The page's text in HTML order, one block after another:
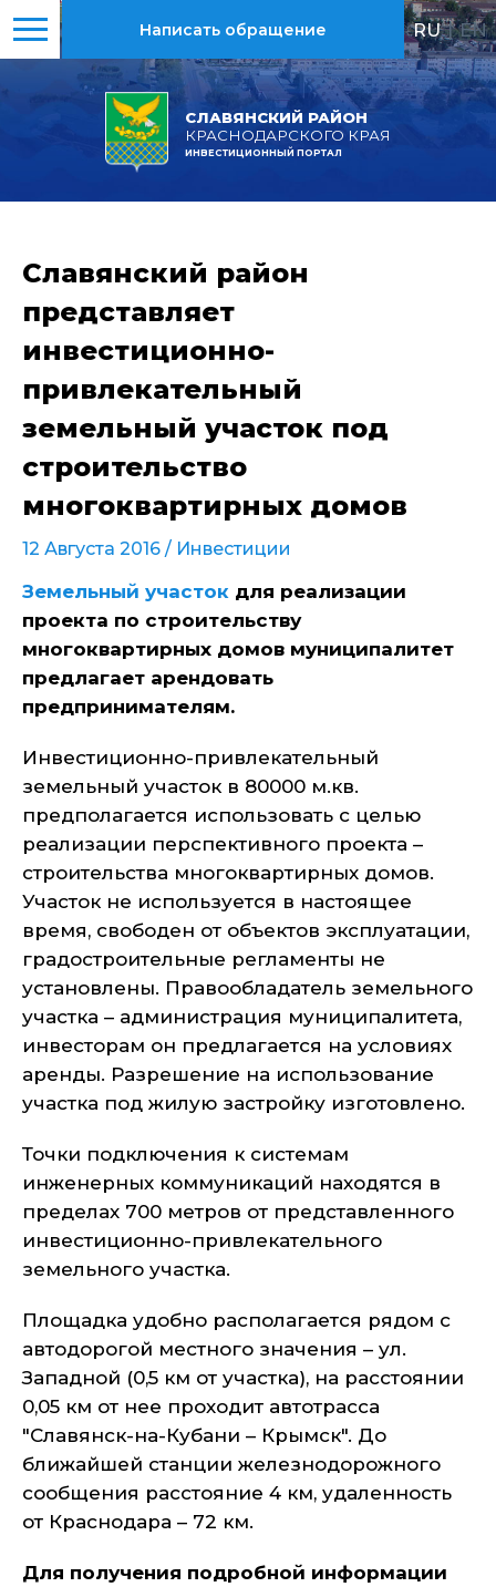
СЛАВЯНСКИЙ РАЙОН
КРАСНОДАРСКОГО КРАЯ
ИНВЕСТИЦИОННЫЙ ПОРТАЛ
Написать обращение RU | EN
Славянский район
представляет
инвестиционно-
привлекательный
земельный участок под
строительство
многоквартирных домов
12 Августа 2016 / Инвестиции
Земельный участок для реализации
проекта по строительству
многоквартирных домов муниципалитет
предлагает арендовать
предпринимателям.
Инвестиционно-привлекательный
земельный участок в 80000 м.кв.
предполагается использовать с целью
реализации перспективного проекта –
строительства многоквартирных домов.
Участок не используется в настоящее
время, свободен от объектов эксплуатации,
градостроительные регламенты не
установлены. Правообладатель земельного
участка – администрация муниципалитета,
инвесторам он предлагается на условиях
аренды. Разрешение на использование
участка под жилую застройку изготовлено.
Точки подключения к системам
инженерных коммуникаций находятся в
пределах 700 метров от представленного
инвестиционно-привлекательного
земельного участка.
Площадка удобно располагается рядом с
автодорогой местного значения – ул.
Западной (0,5 км от участка), на расстоянии
0,05 км от нее проходит автотрасса
"Славянск-на-Кубани – Крымск". До
ближайшей станции железнодорожного
сообщения расстояние 4 км, удаленность
от Краснодара – 72 км.
Для получения подробной информации